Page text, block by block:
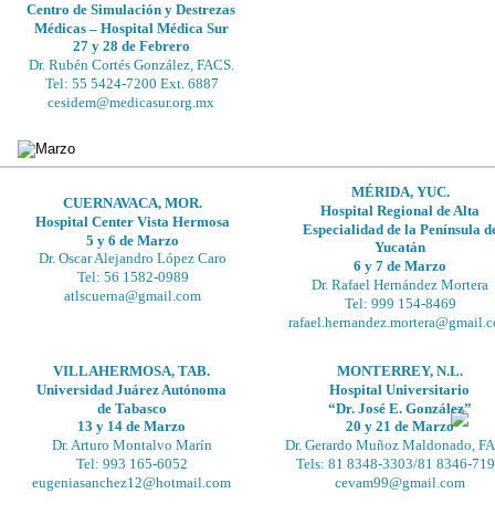
CUERNAVACA, MOR.
Hospital Center Vista Hermosa
5 y 6 de Marzo
Dr. Oscar Alejandro López Caro
Tel: 56 1582-0989
atlscuerna@gmail.com
Centro de Simulación y Destrezas
Médicas – Hospital Médica Sur
27 y 28 de Febrero
Dr. Rubén Cortés González, FACS.
Tel: 55 5424-7200 Ext. 6887
cesidem@medicasur.org.mx
VILLAHERMOSA, TAB.
Universidad Juárez Autónoma
de Tabasco
13 y 14 de Marzo
Dr. Arturo Montalvo Marín
Tel: 993 165-6052
eugeniasanchez12@hotmail.com
MONTERREY, N.L.
Hospital Universitario
“Dr. José E. González”
20 y 21 de Marzo
Dr. Gerardo Muñoz Maldonado,
Tels: 81 8348-3303/81 8346-
cevam99@gmail.com
MÉRIDA, YUC.
Hospital Regional de Alta
Especialidad de la Península
Yucatán
6 y 7 de Marzo
Dr. Rafael Hernández Mortera
Tel: 999 154-8469